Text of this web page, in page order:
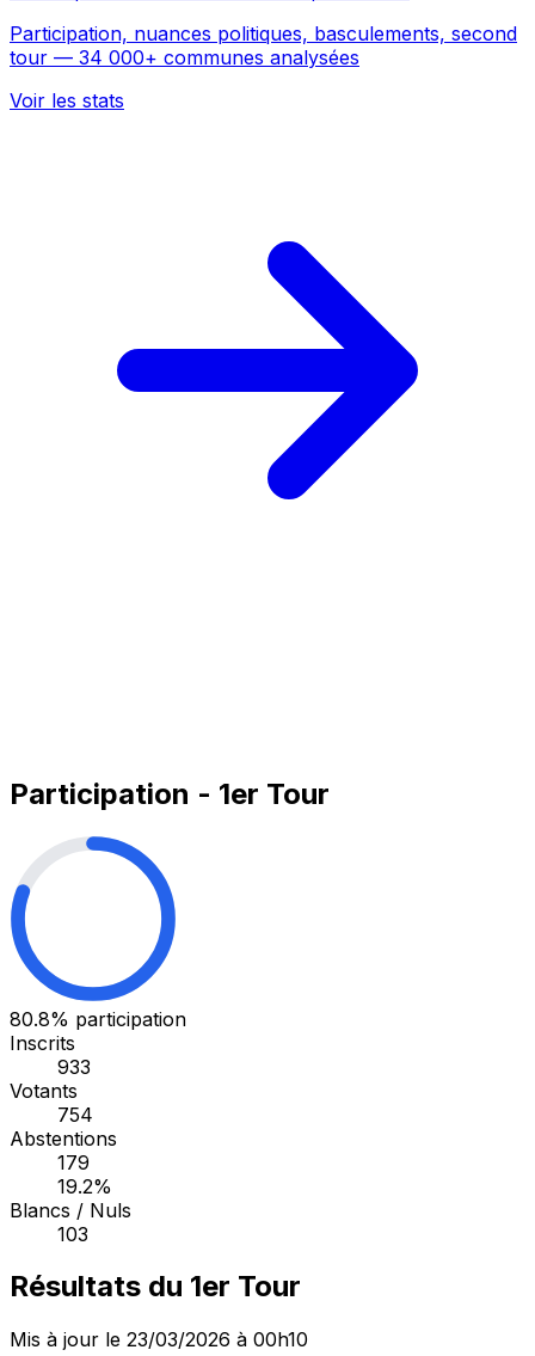
Participation, nuances politiques, basculements, second
tour — 34 000+ communes analysées
Voir les stats
Participation - 1er Tour
80.8% participation
Inscrits
933
Votants
754
Abstentions
179
19.2%
Blancs / Nuls
103
Résultats du 1er Tour
Mis à jour le 23/03/2026 à 00h10